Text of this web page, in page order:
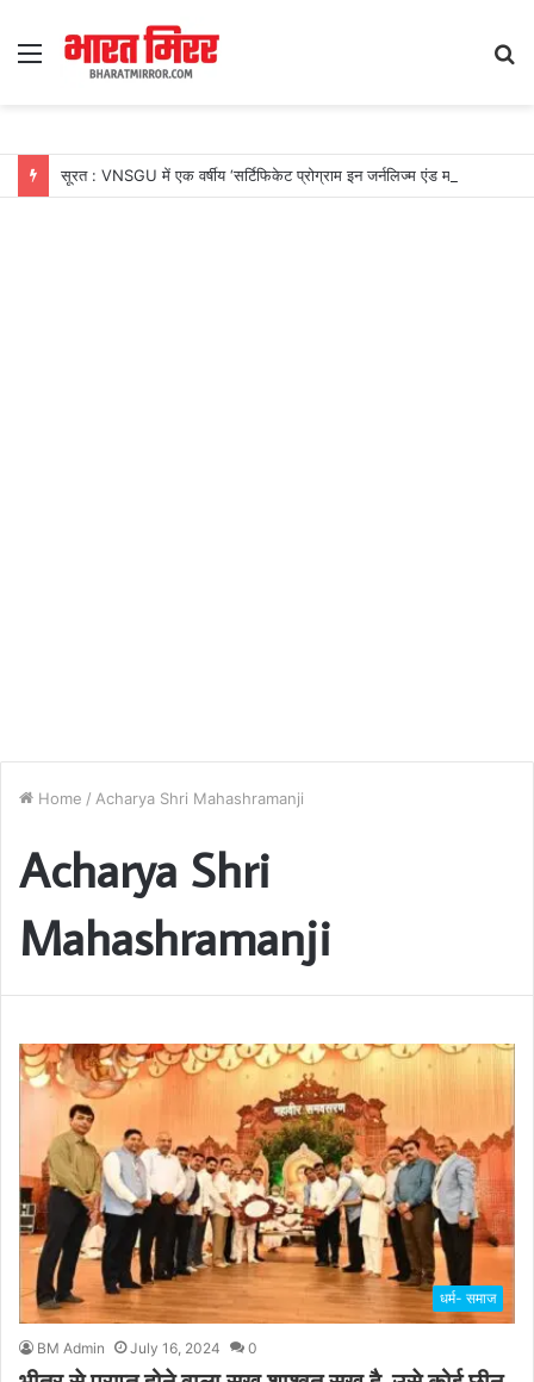
Menu
Home / Acharya Shri Mahashramanji
Acharya Shri
Mahashramanji
धर्म- समाज
BM Admin July 16, 2024 0